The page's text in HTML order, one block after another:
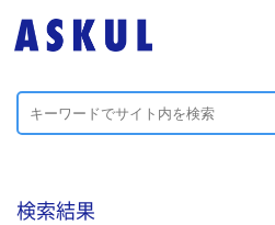
検索結果